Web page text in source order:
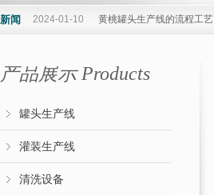
新闻 2024-01-10 黄桃罐头生产线的流程工艺
产品展示 Products
罐头生产线
灌装生产线
清洗设备